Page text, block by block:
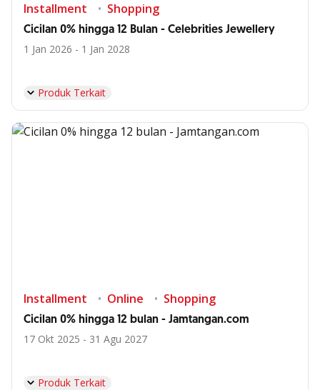
Installment Shopping
Cicilan 0% hingga 12 Bulan - Celebrities Jewellery
1 Jan 2026 - 1 Jan 2028
Produk Terkait
Installment Online Shopping
Cicilan 0% hingga 12 bulan - Jamtangan.com
17 Okt 2025 - 31 Agu 2027
Produk Terkait